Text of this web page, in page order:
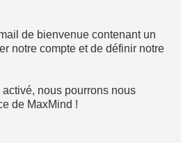
de bienvenue contenant un
notre compte et de définir notre
nous pourrons nous
de MaxMind !